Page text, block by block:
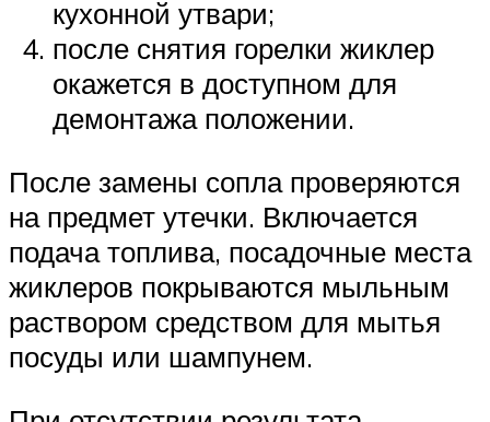
кухонной утвари;
после снятия горелки жиклер
окажется в доступном для
демонтажа положении.
После замены сопла проверяются
на предмет утечки. Включается
подача топлива, посадочные места
жиклеров покрываются мыльным
раствором средством для мытья
посуды или шампунем.